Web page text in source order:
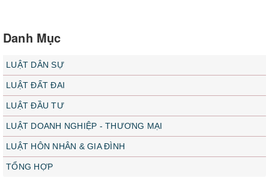
Danh Mục
LUẬT DÂN SỰ
LUẬT ĐẤT ĐAI
LUẬT ĐẦU TƯ
LUẬT DOANH NGHIỆP - THƯƠNG MẠI
LUẬT HÔN NHÂN & GIA ĐÌNH
TỔNG HỢP